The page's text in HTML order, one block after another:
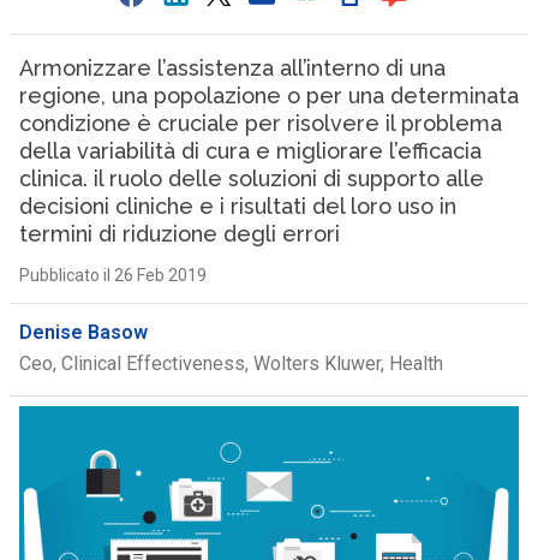
Armonizzare l’assistenza all’interno di una
regione, una popolazione o per una determinata
condizione è cruciale per risolvere il problema
della variabilità di cura e migliorare l’efficacia
clinica. il ruolo delle soluzioni di supporto alle
decisioni cliniche e i risultati del loro uso in
termini di riduzione degli errori
Pubblicato il 26 Feb 2019
Denise Basow
Ceo, Clinical Effectiveness, Wolters Kluwer, Health